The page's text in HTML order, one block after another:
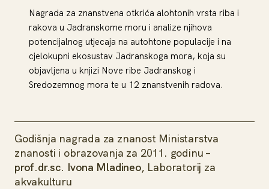
Nagrada za znanstvena otkrića alohtonih vrsta riba i
rakova u Jadranskome moru i analize njihova
potencijalnog utjecaja na autohtone populacije i na
cjelokupni ekosustav Jadranskoga mora, koja su
objavljena u knjizi Nove ribe Jadranskog i
Sredozemnog mora te u 12 znanstvenih radova.
Godišnja nagrada za znanost Ministarstva
znanosti i obrazovanja za 2011. godinu –
prof.dr.sc. Ivona Mladineo, Laboratorij za
akvakulturu